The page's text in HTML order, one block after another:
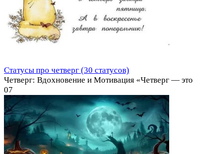
Статусы про четверг (30 статусов)
Четверг: Вдохновение и Мотивация «Четверг — это
07